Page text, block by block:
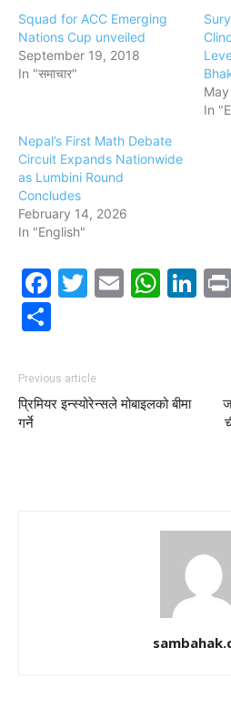
Squad for ACC Emerging
Nations Cup unveiled
September 19, 2018
In "समाचार"
In
Nepal’s First Math Debate
Circuit Expands Nationwide
as Lumbini Round
Concludes
February 14, 2026
In "English"
Facebook
Twitter
Email
Previous article
प्रिमियर इन्स्योरेन्सले मोबाइलको बीमा
गर्ने